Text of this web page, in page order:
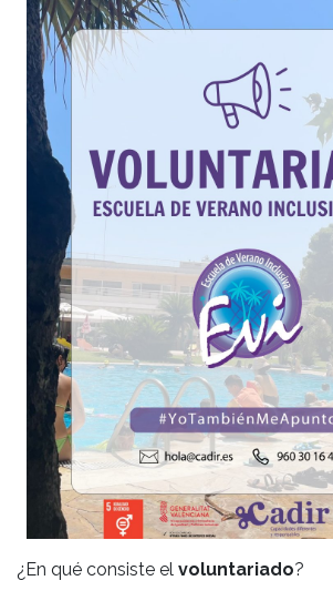
¿En qué consiste el voluntariado?